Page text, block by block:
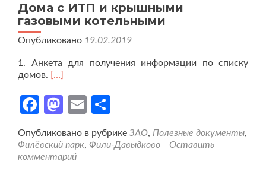
Дома с ИТП и крышными
газовыми котельными
Опубликовано 19.02.2019
1. Анкета для получения информации по списку
домов.
[…]
Facebook
Mastodon
Email
Опубликовано в рубрике ЗАО, Полезные документы,
Филёвский парк, Фили-Давыдково
Оставить
комментарий